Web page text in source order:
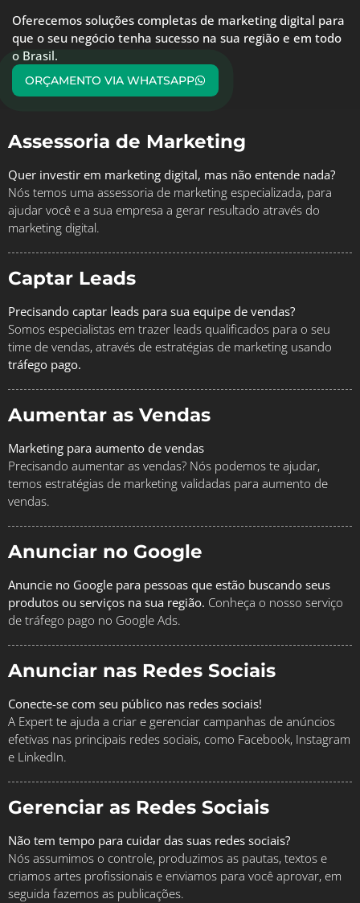
Oferecemos soluções completas de marketing digital para
que o seu negócio tenha sucesso na sua região e em todo
o Brasil.
ORÇAMENTO VIA WHATSAPP
Assessoria de Marketing
Quer investir em marketing digital, mas não entende nada?
Nós temos uma assessoria de marketing especializada, para
ajudar você e a sua empresa a gerar resultado através do
marketing digital.
Captar Leads
Precisando captar leads para sua equipe de vendas?
Somos especialistas em trazer leads qualificados para o seu
time de vendas, através de estratégias de marketing usando
tráfego pago.
Aumentar as Vendas
Marketing para aumento de vendas
Precisando aumentar as vendas? Nós podemos te ajudar,
temos estratégias de marketing validadas para aumento de
vendas.
Anunciar no Google
Anuncie no Google para pessoas que estão buscando seus
produtos ou serviços na sua região. Conheça o nosso serviço
de tráfego pago no Google Ads.
Anunciar nas Redes Sociais
Conecte-se com seu público nas redes sociais!
A Expert te ajuda a criar e gerenciar campanhas de anúncios
efetivas nas principais redes sociais, como Facebook, Instagram
e LinkedIn.
Gerenciar as Redes Sociais
Não tem tempo para cuidar das suas redes sociais?
Nós assumimos o controle, produzimos as pautas, textos e
criamos artes profissionais e enviamos para você aprovar, em
seguida fazemos as publicações.